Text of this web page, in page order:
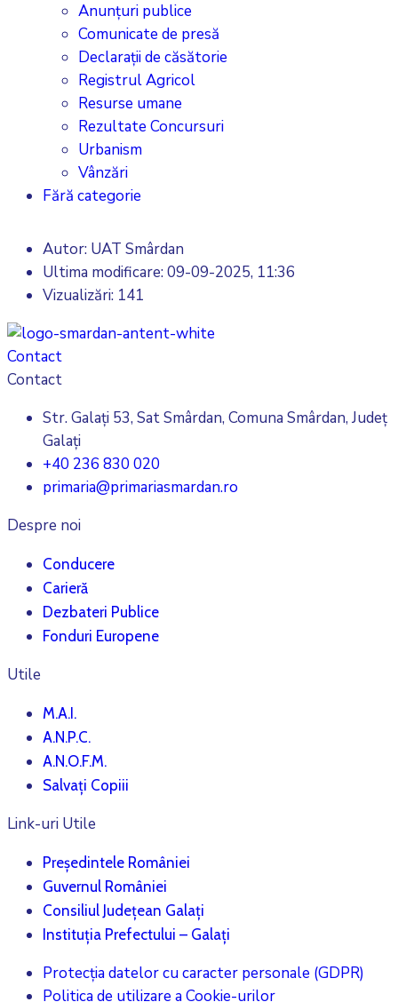
Anunțuri publice
Comunicate de presă
Declarații de căsătorie
Registrul Agricol
Resurse umane
Rezultate Concursuri
Urbanism
Vânzări
Fără categorie
Autor: UAT Smârdan
Ultima modificare:09-09-2025, 11:36
Vizualizări: 141
Contact
Contact
Str. Galați 53, Sat Smârdan, Comuna Smârdan, Județ
Galați
+40 236 830 020
primaria@primariasmardan.ro
Despre noi
Conducere
Carieră
Dezbateri Publice
Fonduri Europene
Utile
M.A.I.
A.N.P.C.
A.N.O.F.M.
Salvați Copiii
Link-uri Utile
Președintele României
Guvernul României
Consiliul Județean Galați
Instituția Prefectului – Galați
Protecția datelor cu caracter personale (GDPR)
Politica de utilizare a Cookie-urilor